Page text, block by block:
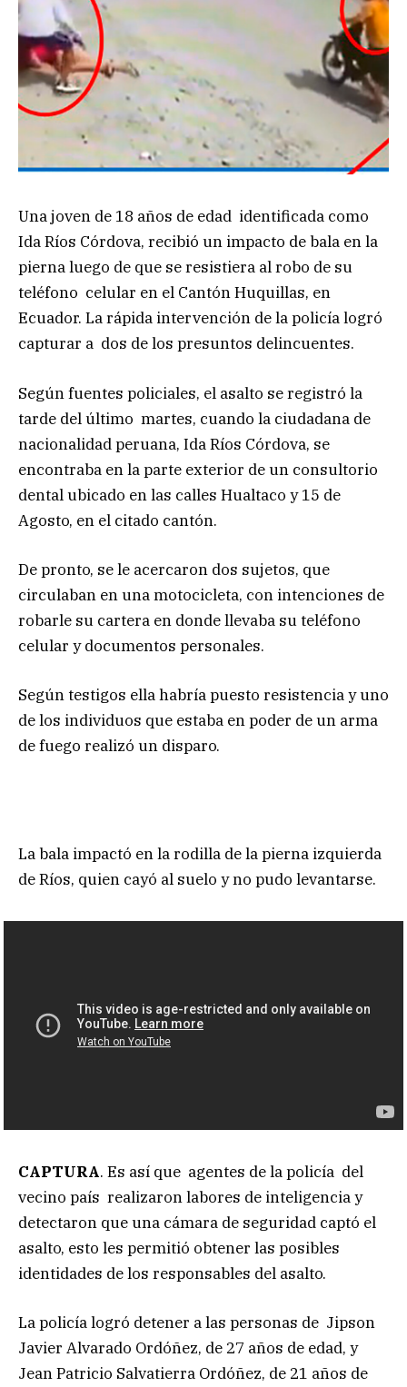
Una joven de 18 años de edad identificada como
Ida Ríos Córdova, recibió un impacto de bala en la
pierna luego de que se resistiera al robo de su
teléfono celular en el Cantón Huquillas, en
Ecuador. La rápida intervención de la policía logró
capturar a dos de los presuntos delincuentes.
Según fuentes policiales, el asalto se registró la
tarde del último martes, cuando la ciudadana de
nacionalidad peruana, Ida Ríos Córdova, se
encontraba en la parte exterior de un consultorio
dental ubicado en las calles Hualtaco y 15 de
Agosto, en el citado cantón.
De pronto, se le acercaron dos sujetos, que
circulaban en una motocicleta, con intenciones de
robarle su cartera en donde llevaba su teléfono
celular y documentos personales.
Según testigos ella habría puesto resistencia y uno
de los individuos que estaba en poder de un arma
de fuego realizó un disparo.
La bala impactó en la rodilla de la pierna izquierda
de Ríos, quien cayó al suelo y no pudo levantarse.
CAPTURA. Es así que agentes de la policía del
vecino país realizaron labores de inteligencia y
detectaron que una cámara de seguridad captó el
asalto, esto les permitió obtener las posibles
identidades de los responsables del asalto.
La policía logró detener a las personas de Jipson
Javier Alvarado Ordóñez, de 27 años de edad, y
Jean Patricio Salvatierra Ordóñez, de 21 años de